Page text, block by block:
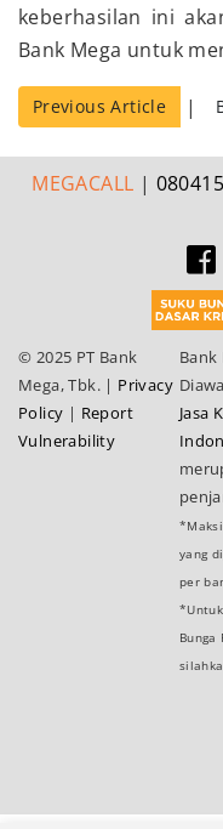
keberhasilan ini
Bank Mega untuk
Previous Article |
MEGACALL |
© 2025 PT Bank
Mega, Tbk. | Privacy
Policy | Report
Vulnerability
Bank
Jasa
yang
per
Bunga